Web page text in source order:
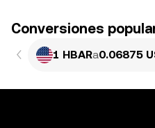
Conversiones
1 HBARa0.06875